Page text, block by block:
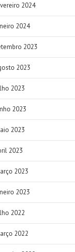
2024
2024
2023
2023
2023
2023
2023
2023
2023
2023
2022
2022